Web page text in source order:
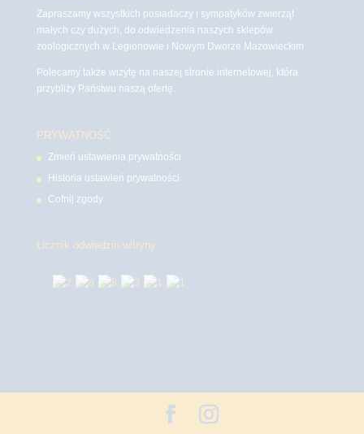
Zapraszamy wszystkich posiadaczy i sympatyków zwierząt
małych czy dużych, do odwiedzenia naszych sklepów
zoologicznych w Legionowie i Nowym Dworze Mazowieckim
Polecamy także wizytę na naszej stronie internetowej, która
przybliży Państwu naszą ofertę.
PRYWATNOŚĆ
Zmień ustawienia prywatności
Historia ustawień prywatności
Cofnij zgody
Licznik odwiedzin witryny